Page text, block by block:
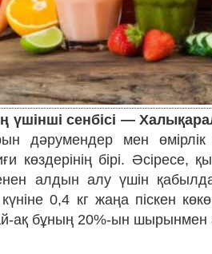
үшінші сенбісі —
дәрумендер мен
көздерінің бірі. Әсіресе,
алдын алу үшін
0,4 кг жаңа піскен
ақ бұның 20%-ын